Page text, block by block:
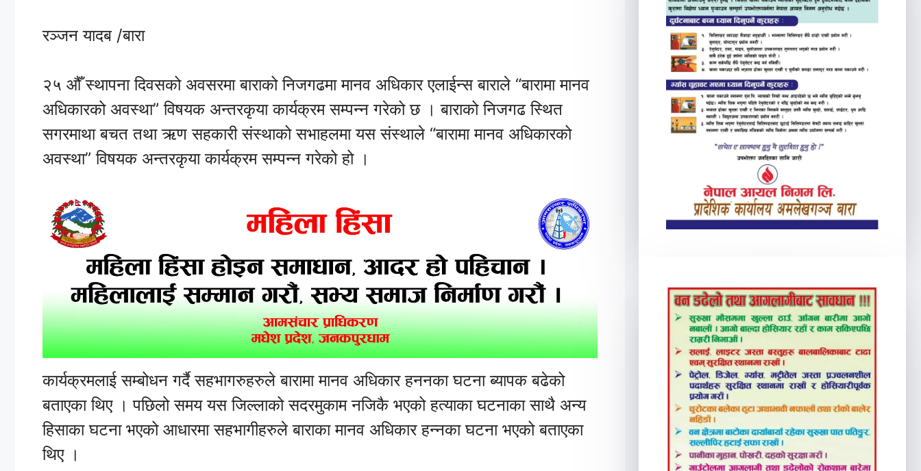
रञ्जन यादब /बारा
२५ औँ स्थापना दिवसको अवसरमा बाराको निजगढमा मानव अधिकार एलाईन्स बाराले “बारामा मानव
अधिकारको अवस्था” विषयक अन्तरकृया कार्यक्रम सम्पन्न गरेको छ । बाराको निजगढ स्थित
सगरमाथा बचत तथा ऋण सहकारी संस्थाको सभाहलमा यस संस्थाले “बारामा मानव अधिकारको
अवस्था” विषयक अन्तरकृया कार्यक्रम सम्पन्न गरेको हो ।
कार्यक्रमलाई सम्बोधन गर्दै सहभागरुहरुले बारामा मानव अधिकार हननका घटना ब्यापक बढेको
बताएका थिए । पछिलो समय यस जिल्लाको सदरमुकाम नजिकै भएको हत्याका घटनाका साथै अन्य
हिसाका घटना भएको आधारमा सहभागीहरुले बाराका मानव अधिकार हन्नका घटना भएको बताएका
थिए ।